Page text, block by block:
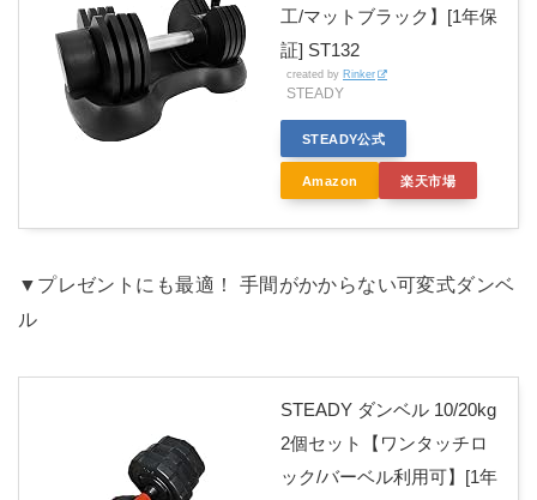
工/マットブラック】[1年保
証] ST132
created by Rinker
STEADY
STEADY公式
Amazon 楽天市場
▼プレゼントにも最適！ 手間がかからない可変式ダンベ
ル
STEADY ダンベル 10/20kg
2個セット【ワンタッチロ
ック/バーベル利用可】[1年